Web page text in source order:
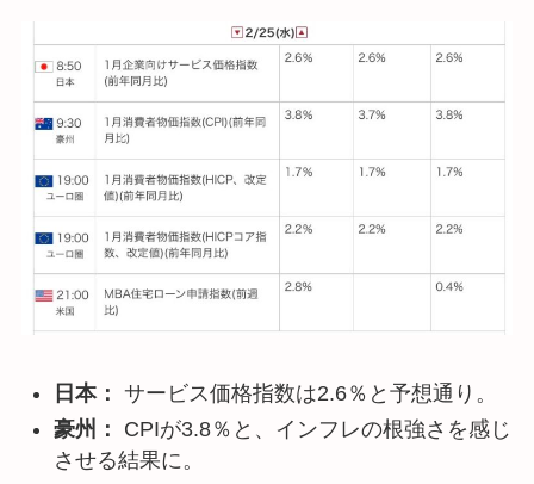
日本： サービス価格指数は2.6％と予想通り。
豪州：
CPIが3.8％と、インフレの根強さを感じ
させる結果に。